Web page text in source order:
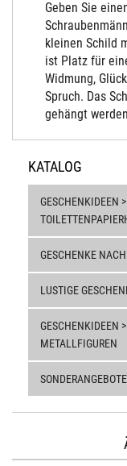
Geben Sie
kleinen Schild
ist Platz für
Widmung,
Spruch. Das
gehängt
KATALOG
GESCHENKIDEEN
GESCHENKE
LUSTIGE
GESCHENKIDEEN
METALLFIGUREN
SONDERANGEBOTE